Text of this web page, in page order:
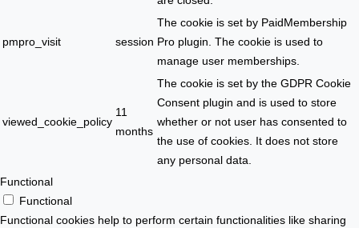
pmpro_visit session
The cookie is set by PaidMembership
Pro plugin. The cookie is used to
manage user memberships.
viewed_cookie_policy
11
months
The cookie is set by the GDPR Cookie
Consent plugin and is used to store
whether or not user has consented to
the use of cookies. It does not store
any personal data.
Functional
Functional
Functional cookies help to perform certain functionalities like sharing